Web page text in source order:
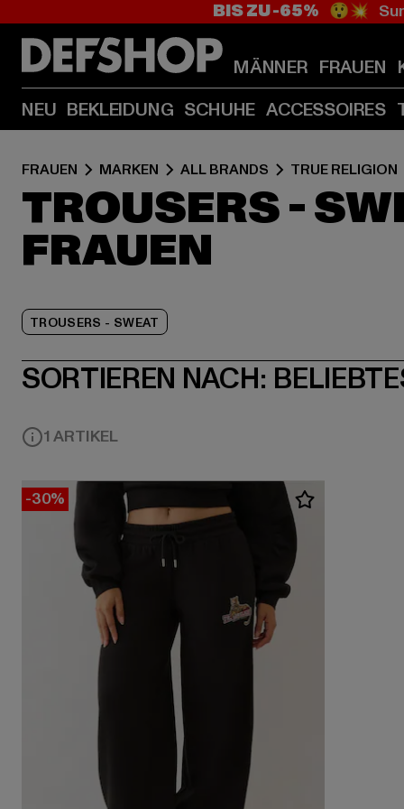
BIS ZU -65% 😲💥
MÄNNER FRAUEN
NEU BEKLEIDUNG SCHUHE ACCESSOIRES
FRAUEN MARKEN ALL BRANDS TRUE RELIGION
TROUSERS -
FRAUEN
TROUSERS - SWEAT
SORTIEREN NACH:
1 ARTIKEL
-30%